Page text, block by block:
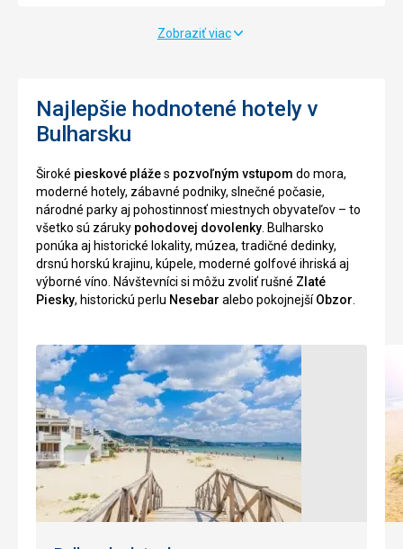
svet,
rozprávakove
postavičky,
cirkus,
druhý
krát
zase
kreslené
sieň
slávy.
Viac
než
2500
piesku
každý
prímesí
premiešanej
smiešanou
drťou.
Súčasťou
hradieb
brána
boková
veža.
Nenáročné
Historické
Zobraziť viac
Najlepšie hodnotené hotely v
Bulharsku
Široké pieskové plážes pozvoľným vstupom do mora,
moderné hotely, zábavné podniky, slnečné počasie,
národné parky aj pohostinnosť miestnych obyvateľov – to
všetko sú záruky pohodovej dovolenky . Bulharsko
ponúka aj historické lokality, múzea, tradičné dedinky,
drsnú horskú krajinu, kúpele, moderné golfové ihriská aj
výborné víno. Návštevníci si môžu zvoliť rušné Zlaté
Piesky, historickú perlu Nesebar alebo pokojnejšíObzor